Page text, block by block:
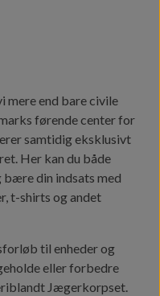
mere end bare civile
førende center for
samtidig eksklusivt
Her kan du både
din indsats med
t-shirts og andet
til enheder og
eller forbedre
Jægerkorpset.